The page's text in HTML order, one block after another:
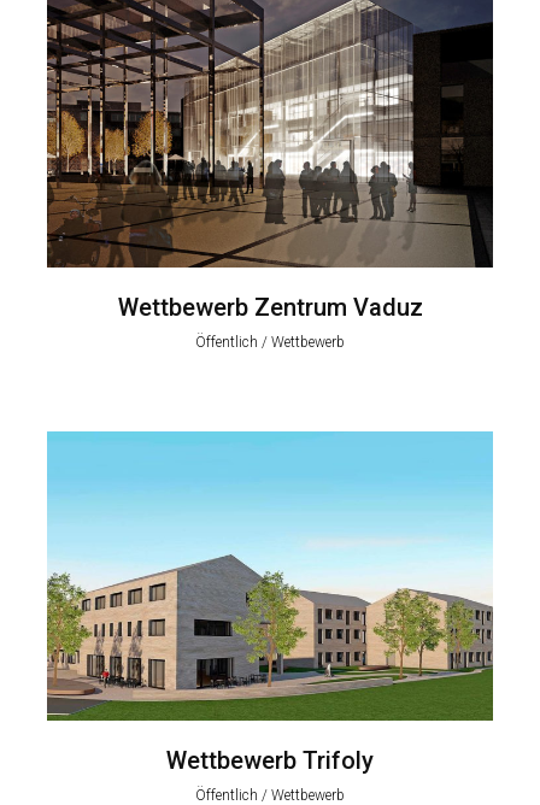
Wettbewerb Zentrum Vaduz
Öffentlich / Wettbewerb
Wettbewerb Trifoly
Öffentlich / Wettbewerb